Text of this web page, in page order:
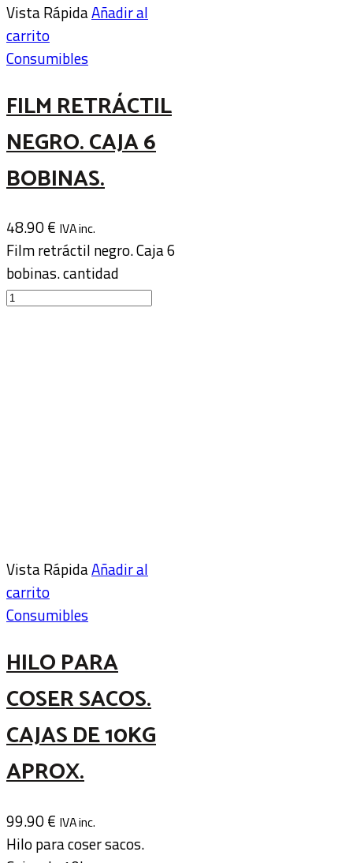
Vista RápidaAñadir al
carrito
Consumibles
FILM RETRÁCTIL
NEGRO. CAJA 6
BOBINAS.
48.90€ IVA inc.
Film retráctil negro. Caja 6
bobinas. cantidad
Vista RápidaAñadir al
carrito
Consumibles
HILO PARA
COSER SACOS.
CAJAS DE 10KG
APROX.
99.90€ IVA inc.
Hilo para coser sacos.